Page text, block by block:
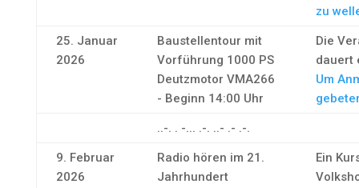
zu
25. Januar
2026
Baustellentour mit
Vorführung 1000 PS
Deutzmotor VMA266
- Beginn 14:00 Uhr
Die
dauert
Um
..-. . -... .-. ..- .- .-.
9. Februar
2026
Radio hören im 21.
Jahrhundert
Ein